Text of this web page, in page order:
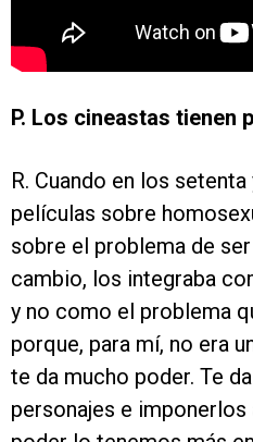
P. Los cineastas tienen
R. Cuando en los
películas sobre
sobre el problema de
cambio, los integraba
y no como el problema
porque, para mí, no era
te da mucho poder. Te
personajes e